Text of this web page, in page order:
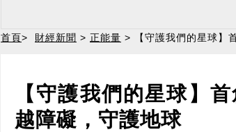
首頁> 財經新聞 > 正能量 > 【守護我們的星球】
【守護我們的星球】
越障礙，守護地球